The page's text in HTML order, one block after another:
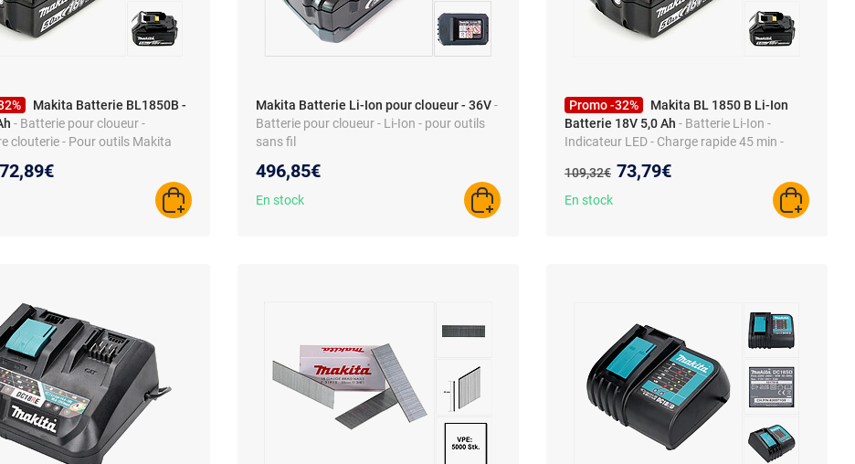
Makita Batterie BL1850B -
- Batterie pour cloueur -
clouterie - Pour outils Makita
:
Nouveau prix :
72,89€
AJOUTER AU PANIER
Makita Batterie Li-Ion pour cloueur - 36V-
Batterie pour cloueur - Li-Ion - pour outils
sans fil
496,85€
En stock
AJOUTER AU PANIER
Promo -32%
Makita BL 1850 B Li-Ion
Batterie 18V 5,0 Ah - Batterie Li-Ion -
Indicateur LED - Charge rapide 45 min -
Ancien prix :
109,32€ Nouveau prix :
73,79€
En stock
AJOUTER